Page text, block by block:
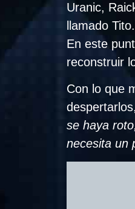
Uranic,
llamado Tito.
En este
reconstruir
Con lo que
se haya
necesita un